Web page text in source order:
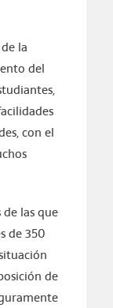
la
del
con el
las que
de 350
de